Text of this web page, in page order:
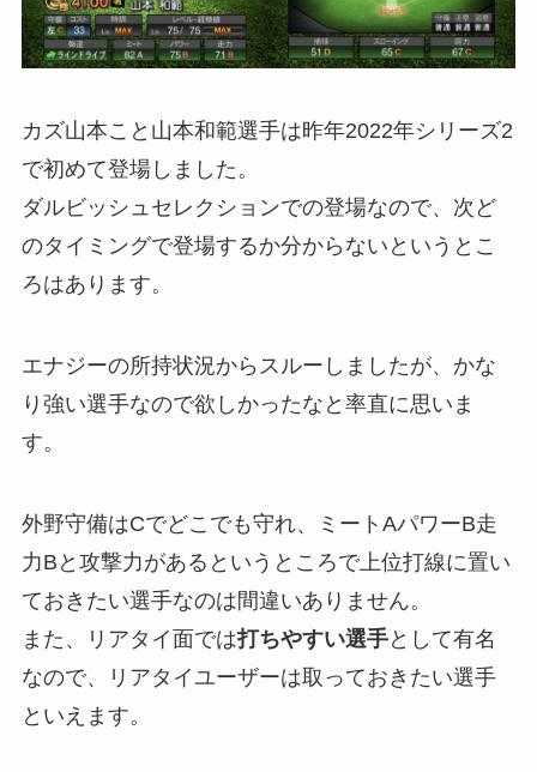
カズ山本こと山本和範選手は昨年2022年シリーズ2
で初めて登場しました。
ダルビッシュセレクションでの登場なので、次ど
のタイミングで登場するか分からないというとこ
ろはあります。
エナジーの所持状況からスルーしましたが、かな
り強い選手なので欲しかったなと率直に思いま
す。
外野守備はCでどこでも守れ、ミートAパワーB走
力Bと攻撃力があるというところで上位打線に置い
ておきたい選手なのは間違いありません。
また、リアタイ面では打ちやすい選手として有名
なので、リアタイユーザーは取っておきたい選手
といえます。